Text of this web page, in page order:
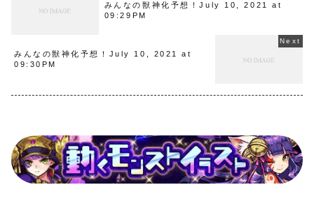
みんなの獣神化予想！July 10, 2021 at
09:29PM
みんなの獣神化予想！July 10, 2021 at
09:30PM